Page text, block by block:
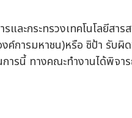
ะกระทรวงเทคโนโลยีสาร
ค์การมหาชน)หรือ ซิป้า รับ
ารนี้ ทางคณะทำงานได้พิจ